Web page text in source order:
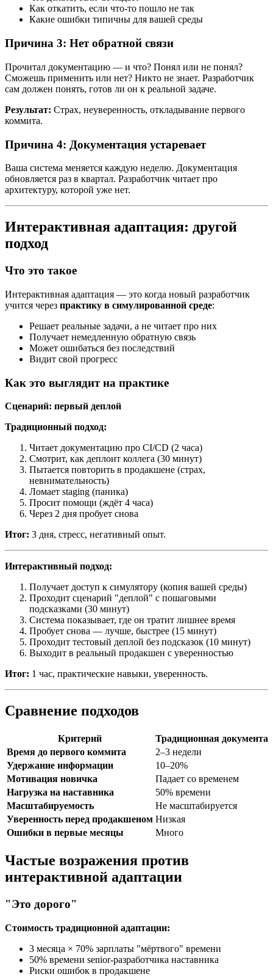
Как откатить, если что-то пошло не так
Какие ошибки типичны для вашей среды
Причина 3: Нет обратной связи
Прочитал документацию — и что? Понял или не понял?
Сможешь применить или нет? Никто не знает. Разработчик
сам должен понять, готов ли он к реальной задаче.
Результат: Страх, неуверенность, откладывание первого
коммита.
Причина 4: Документация устаревает
Ваша система меняется каждую неделю. Документация
обновляется раз в квартал. Разработчик читает про
архитектуру, которой уже нет.
Интерактивная адаптация: другой
подход
Что это такое
Интерактивная адаптация — это когда новый разработчик
учится через практику в симулированной среде:
Решает реальные задачи, а не читает про них
Получает немедленную обратную связь
Может ошибаться без последствий
Видит свой прогресс
Как это выглядит на практике
Сценарий: первый деплой
Традиционный подход:
Читает документацию про CI/CD (2 часа)
Смотрит, как деплоит коллега (30 минут)
Пытается повторить в продакшене (страх,
невнимательность)
Ломает staging (паника)
Просит помощи (ждёт 4 часа)
Через 2 дня пробует снова
Итог: 3 дня, стресс, негативный опыт.
Интерактивный подход:
Получает доступ к симулятору (копия вашей среды)
Проходит сценарий "деплой" с пошаговыми
подсказками (30 минут)
Система показывает, где он тратит лишнее время
Пробует снова — лучше, быстрее (15 минут)
Проходит тестовый деплой без подсказок (10 минут)
Выходит в реальный продакшен с уверенностью
Итог: 1 час, практические навыки, уверенность.
Сравнение подходов
Критерий
Традиционная
Время до первого коммита
2–3 недели
Удержание информации
10–20%
Мотивация новичка
Падает со временем
Нагрузка на наставника
50% времени
Масштабируемость
Не масштабируется
Уверенность перед продакшеном Низкая
Ошибки в первые месяцы
Много
Частые возражения против
интерактивной адаптации
"Это дорого"
Стоимость традиционной адаптации:
3 месяца × 70% зарплаты "мёртвого" времени
50% времени senior-разработчика наставника
Риски ошибок в продакшене